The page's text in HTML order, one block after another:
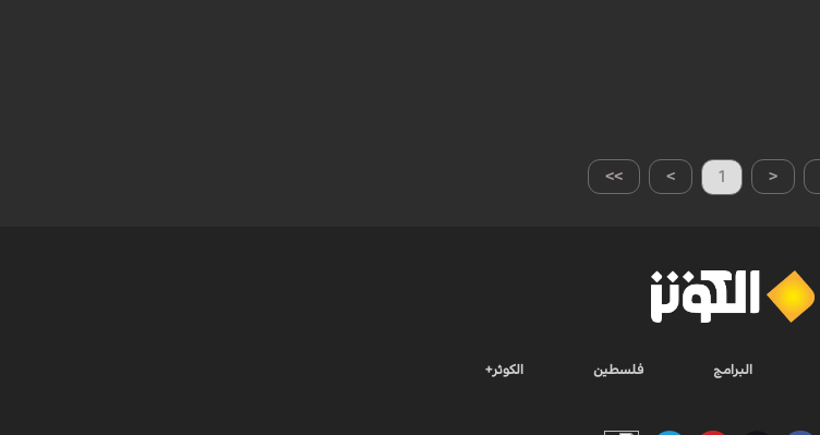
>> > 1 <
البرامج فلسطين الكوثر+